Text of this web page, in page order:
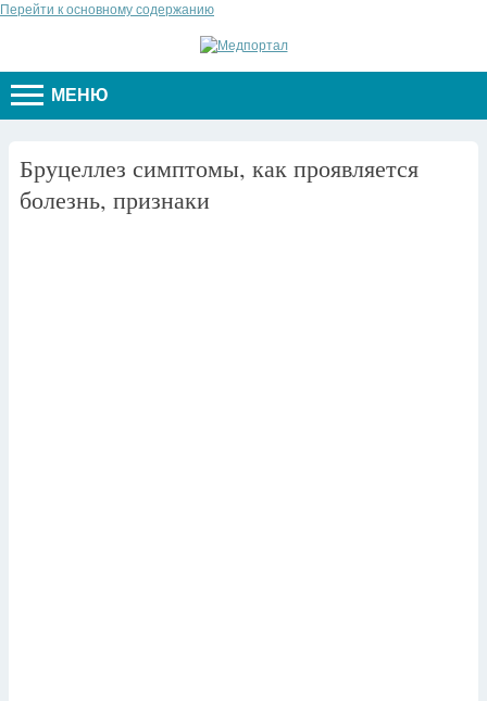
Перейти к основному содержанию
МЕНЮ
Бруцеллез симптомы, как проявляется
болезнь, признаки